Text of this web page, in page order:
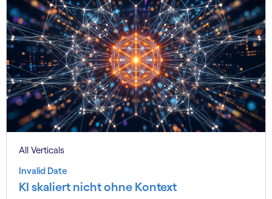
All Verticals
Invalid Date
KI skaliert nicht ohne Kontext